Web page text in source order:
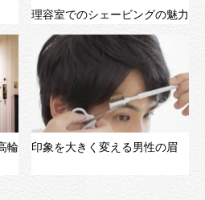
理容室でのシェービングの魅力
輪
印象を大きく変える男性の眉